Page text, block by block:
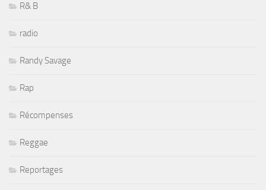
R& B
radio
Randy Savage
Rap
Récompenses
Reggae
Reportages